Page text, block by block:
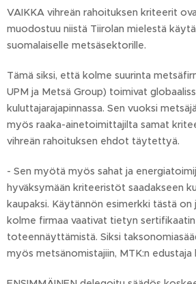
VAIKKA vihreän rahoituksen kriteerit
muodostuu niistä Tiirolan mielestä
suomalaiselle metsäsektorille.
Tämä siksi, että kolme suurinta
UPM ja Metsä Group) toimivat
kuluttajarajapinnassa. Sen vuoksi
myös raaka-ainetoimittajilta samat
vihreän rahoituksen ehdot täytettyä.
- Sen myötä myös sahat ja
hyväksymään kriteeristöt saadakseen
kaupaksi. Käytännön esimerkki tästä on
kolme firmaa vaativat tietyn
toteennäyttämistä. Siksi
myös metsänomistajiin, MTK:n edustaja